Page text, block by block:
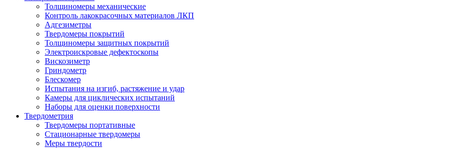
Толщиномеры механические
Контроль лакокрасочных материалов ЛКП
Адгезиметры
Твердомеры покрытий
Толщиномеры защитных покрытий
Электроискровые дефектоскопы
Вискозиметр
Гриндометр
Блескомер
Испытания на изгиб, растяжение и удар
Камеры для циклических испытаний
Наборы для оценки поверхности
Твердометрия
Твердомеры портативные
Стационарные твердомеры
Меры твердости